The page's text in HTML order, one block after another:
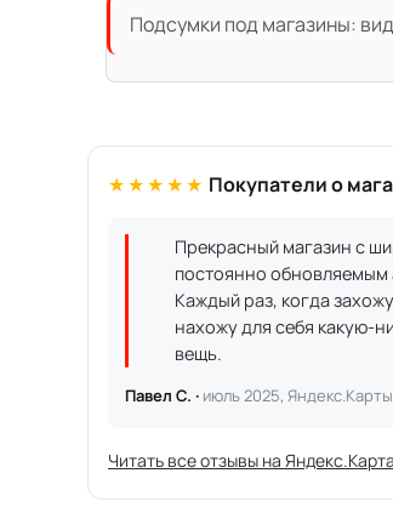
Подсумки под магазины:
★★★★★ Покупатели о
Прекрасный магазин с
постоянно обновляемым
Каждый раз, когда
нахожу для себя какую-
вещь.
Павел С. · июль 2025, Яндекс.Карты
Читать все отзывы на